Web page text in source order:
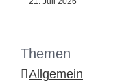
Themen
Allgemein